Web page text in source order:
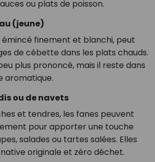
ou plats de poisson.
(jeune)
émincé finement et blanchi, peut
de cébette dans les plats chauds.
plus prononcé, mais il reste dans
aromatique.
ou de navets
et tendres, les fanes peuvent
pour apporter une touche
salades ou tartes salées. Elles
originale et zéro déchet.